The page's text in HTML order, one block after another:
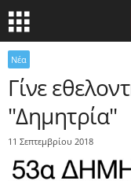
Νέα
Γίνε
"Δημητρία"
11 Σεπτεμβρίου 2018